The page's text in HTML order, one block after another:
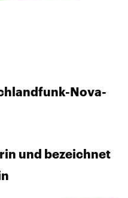
Nova-
und bezeichnet